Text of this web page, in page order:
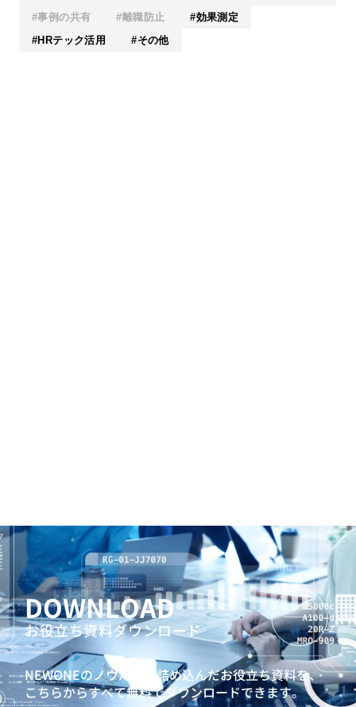
事例の共有 離職防止
効果測定
HRテック活用
その他
DOWNLOAD
お役立ち資料ダウンロード
NEWONEのノウハウを詰め込んだお役立ち資料を、
こちらからすべて無料でダウンロードできます。